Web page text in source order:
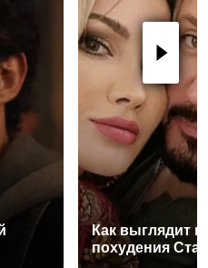
Как выглядит
похудения